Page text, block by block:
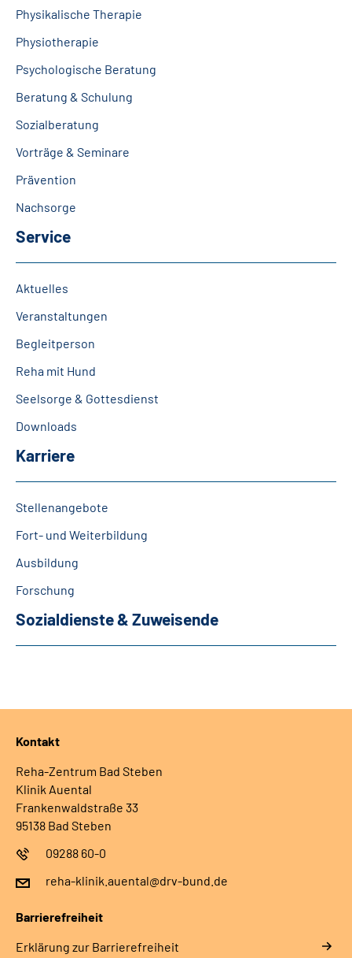
Physikalische Therapie
Physiotherapie
Psychologische Beratung
Beratung & Schulung
Sozialberatung
Vorträge & Seminare
Prävention
Nachsorge
Service
Aktuelles
Veranstaltungen
Begleitperson
Reha mit Hund
Seelsorge & Gottesdienst
Downloads
Karriere
Stellenangebote
Fort- und Weiterbildung
Ausbildung
Forschung
Sozialdienste & Zuweisende
Kontakt
Reha-Zentrum Bad Steben
Klinik Auental
Frankenwaldstraße 33
95138 Bad Steben
09288 60-0
reha-klinik.auental@drv-bund.de
Barrierefreiheit
Erklärung zur Barrierefreiheit